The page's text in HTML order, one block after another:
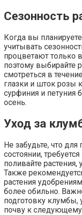
Сезонность
Когда вы
учитывать
процветают только
поэтому выбирайте
смотреться в
глазки и шток розы
сурфиния и петуния
осень.
Уход за
Не забудьте, что
состоянии,
поливайте
Также
растения
более обильно.
подготовку клумбы,
почву к следующему